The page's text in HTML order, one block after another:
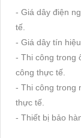
- Giá dây điện
tế.
- Giá dây tín
- Thi công trong
công thực tế.
- Thi công trong
thực tế.
- Thiết bị bảo